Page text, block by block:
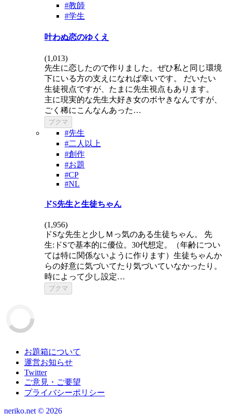
#教師
#学生
叶わぬ恋のゆくえ
(1,013)
先生に恋したので作りました。ぜひ私と同じ環境
下にいる方の支えになれば幸いです。 だいたい
生徒視点ですが、たまに先生視点もあります。
主に現実的な先生大好き女のボヤきなんですが、
ごく稀にこんなんあった…
ブクマ
#先生
#二人以上
#創作
#お題
#CP
#NL
ドS先生と生徒ちゃん
(1,956)
ドSな先生と少しＭっ気のある生徒ちゃん。 先
生:ドSで基本的に優位。30代想定。（年齢につい
ては特に関係ないように作ります）生徒ちゃんか
らの好意に気づいてたり気づいていなかったり。
時によって少し設定…
ブクマ
お題箱について
運営お知らせ
Twitter
ご意見・ご要望
プライバシーポリシー
neriko.net © 2026